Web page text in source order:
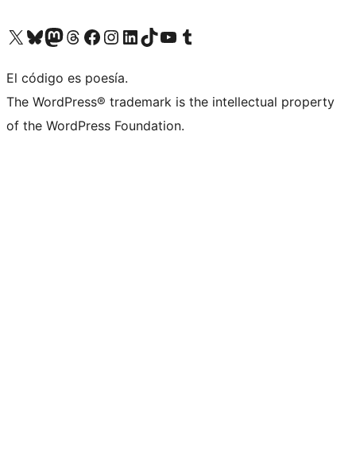
Visitá nuestra cuenta de X (anteriormente Twitter)
Visitá nuestra cuenta de Bluesky
Visitá nuestra cuenta de Mastodon
Visitá nuestra cuenta de Threads
Visitá nuestra página de Facebook
Visitá nuestra cuenta de Instagram
Visitá nuestra cuenta de LinkedIn
Visitá nuestra cuenta de TikTok
Visitá nuestro canal de YouTube
Visitá nuestra cuenta de Tumblr
El código es poesía.
The WordPress® trademark is the intellectual property
of the WordPress Foundation.